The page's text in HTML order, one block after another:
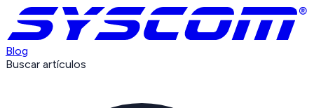
Blog
Buscar artículos